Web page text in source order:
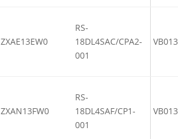
ZXAE13EW0
RS-
18DL4SAC/CPA2-
001
ZXAN13FW0
RS-
18DL4SAF/CP1-
001